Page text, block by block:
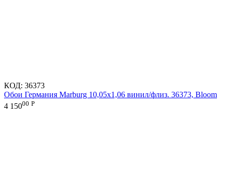
КОД: 36373
Обои Германия Marburg 10,05x1,06 винил/флиз. 36373, Bloom
4 15000 Р